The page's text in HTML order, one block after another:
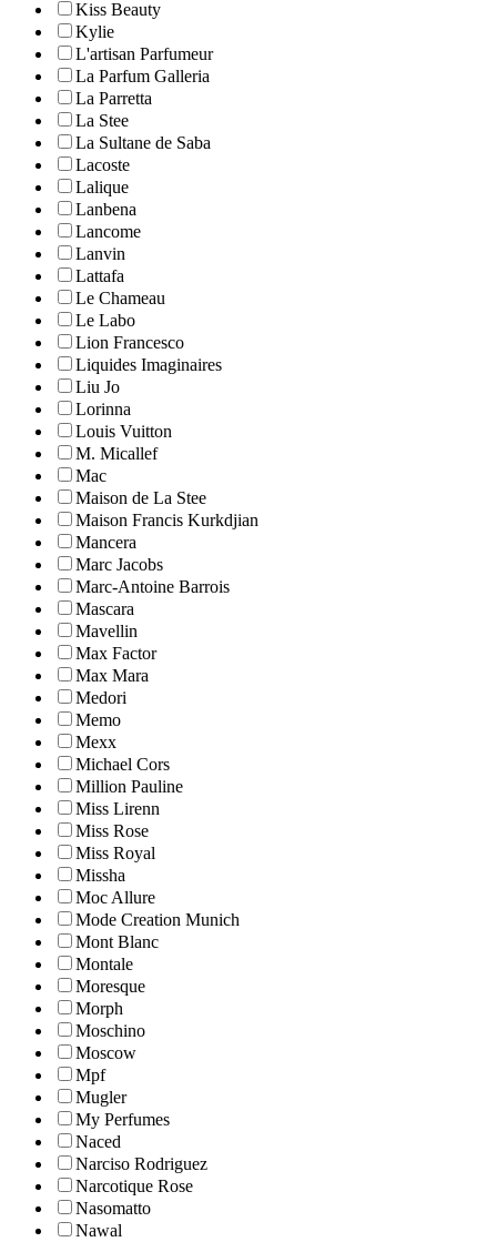
Kiss Beauty
Kylie
L'artisan Parfumeur
La Parfum Galleria
La Parretta
La Stee
La Sultane de Saba
Lacoste
Lalique
Lanbena
Lancome
Lanvin
Lattafa
Le Chameau
Le Labo
Lion Francesco
Liquides Imaginaires
Liu Jo
Lorinna
Louis Vuitton
M. Micallef
Mac
Maison de La Stee
Maison Francis Kurkdjian
Mancera
Marc Jacobs
Marc-Antoine Barrois
Mascara
Mavellin
Max Factor
Max Mara
Medori
Memo
Mexx
Michael Cors
Million Pauline
Miss Lirenn
Miss Rose
Miss Royal
Missha
Moc Allure
Mode Creation Munich
Mont Blanc
Montale
Moresque
Morph
Moschino
Moscow
Mpf
Mugler
My Perfumes
Naced
Narciso Rodriguez
Narcotique Rose
Nasomatto
Nawal